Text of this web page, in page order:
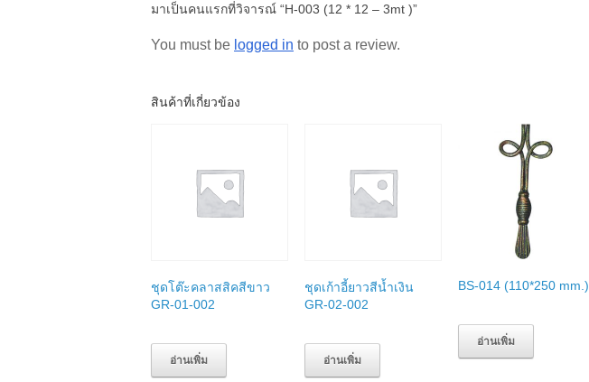
มาเป็นคนแรกที่วิจารณ์ “H-003 (12 * 12 – 3mt )”
You must be logged in to post a review.
สินค้าที่เกี่ยวข้อง
ชุดโต๊ะคลาสสิคสีขาว
GR-01-002
อ่านเพิ่ม
ชุดเก้าอี้ยาวสีน้ำเงิน
GR-02-002
อ่านเพิ่ม
BS-014 (110*250 mm.)
อ่านเพิ่ม